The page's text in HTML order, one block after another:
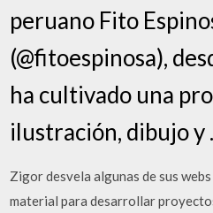
peruano Fito
(@fitoespinosa),
ha cultivado una
ilustración, dibujo y
Zigor desvela algunas de sus
material para desarrollar